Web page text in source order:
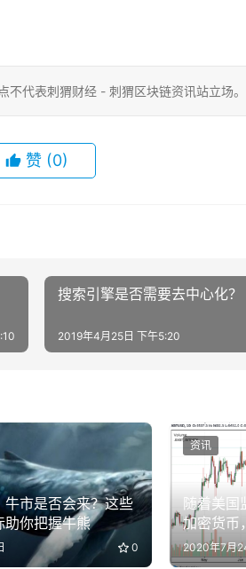
代表刺猬财经 - 刺猬区块链资讯站立场。
赞 (0)
搜索引擎是否需要去中心化？
2019年4月25日 下午5:20
牛市是否会来？这些
助你把握牛熊
0
随着美国
加密货币
2020年7月
资讯